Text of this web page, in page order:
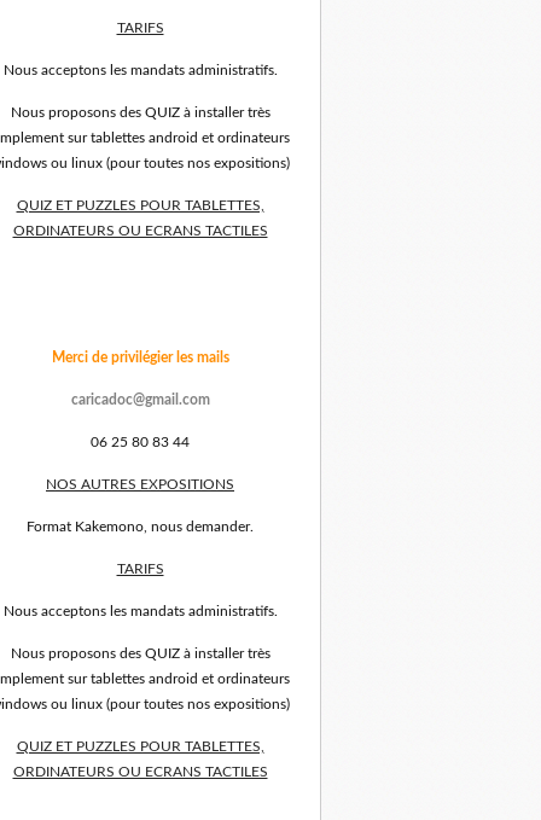
TARIFS
Nous acceptons les mandats administratifs.
Nous proposons des QUIZ à installer très
sur tablettes android et ordinateurs
ou linux (pour toutes nos expositions)
QUIZ ET PUZZLES POUR TABLETTES,
ORDINATEURS OU ECRANS TACTILES
Merci de privilégier les mails
caricadoc@gmail.com
06 25 80 83 44
NOS AUTRES EXPOSITIONS
Format Kakemono, nous demander.
TARIFS
Nous acceptons les mandats administratifs.
Nous proposons des QUIZ à installer très
sur tablettes android et ordinateurs
ou linux (pour toutes nos expositions)
QUIZ ET PUZZLES POUR TABLETTES,
ORDINATEURS OU ECRANS TACTILES